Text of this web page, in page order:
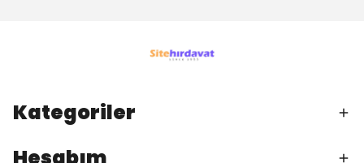
Kategoriler